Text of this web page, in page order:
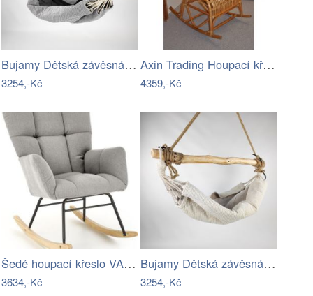
Bujamy Dětská závěsná houpací síť…
3254,-Kč
Axin Trading Houpací křeslo Klasik…
4359,-Kč
Šedé houpací křeslo VASCO
3634,-Kč
Bujamy Dětská závěsná houpací síť…
3254,-Kč